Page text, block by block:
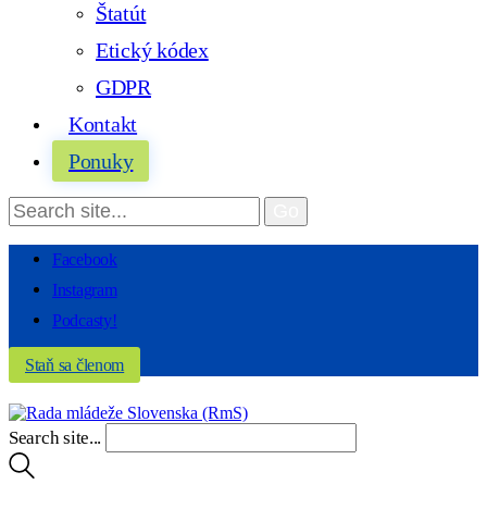
Štatút
Etický kódex
GDPR
Kontakt
Ponuky
Facebook
Instagram
Podcasty!
Staň sa členom
Search site...